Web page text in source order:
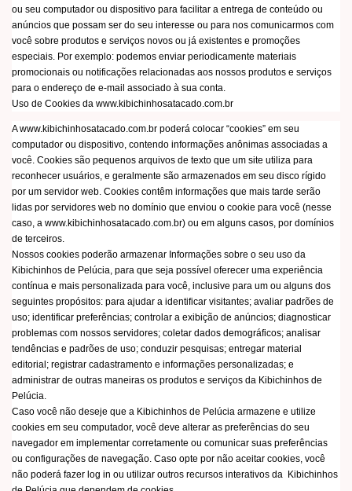
ou seu computador ou dispositivo para facilitar a entrega de conteúdo ou
anúncios que possam ser do seu interesse ou para nos comunicarmos com
você sobre produtos e serviços novos ou já existentes e promoções
especiais. Por exemplo: podemos enviar periodicamente materiais
promocionais ou notificações relacionadas aos nossos produtos e serviços
para o endereço de e-mail associado à sua conta.
Uso de Cookies da www.kibichinhosatacado.com.br
A www.kibichinhosatacado.com.br poderá colocar “cookies” em seu
computador ou dispositivo, contendo informações anônimas associadas a
você. Cookies são pequenos arquivos de texto que um site utiliza para
reconhecer usuários, e geralmente são armazenados em seu disco rígido
por um servidor web. Cookies contêm informações que mais tarde serão
lidas por servidores web no domínio que enviou o cookie para você (nesse
caso, a www.kibichinhosatacado.com.br) ou em alguns casos, por domínios
de terceiros.
Nossos cookies poderão armazenar Informações sobre o seu uso da
Kibichinhos de Pelúcia, para que seja possível oferecer uma experiência
contínua e mais personalizada para você, inclusive para um ou alguns dos
seguintes propósitos: para ajudar a identificar visitantes; avaliar padrões de
uso; identificar preferências; controlar a exibição de anúncios; diagnosticar
problemas com nossos servidores; coletar dados demográficos; analisar
tendências e padrões de uso; conduzir pesquisas; entregar material
editorial; registrar cadastramento e informações personalizadas; e
administrar de outras maneiras os produtos e serviços da Kibichinhos de
Pelúcia.
Caso você não deseje que a Kibichinhos de Pelúcia armazene e utilize
cookies em seu computador, você deve alterar as preferências do seu
navegador em implementar corretamente ou comunicar suas preferências
ou configurações de navegação. Caso opte por não aceitar cookies, você
não poderá fazer log in ou utilizar outros recursos interativos da Kibichinhos